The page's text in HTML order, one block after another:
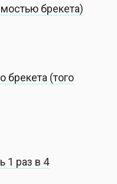
брекета)
брекета (того
1 раз в 4